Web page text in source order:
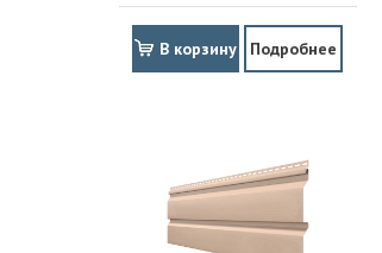
В корзину Подробнее